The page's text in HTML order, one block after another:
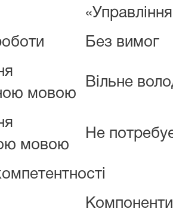
Без вимог
мовою
Вільне
мовою
Не